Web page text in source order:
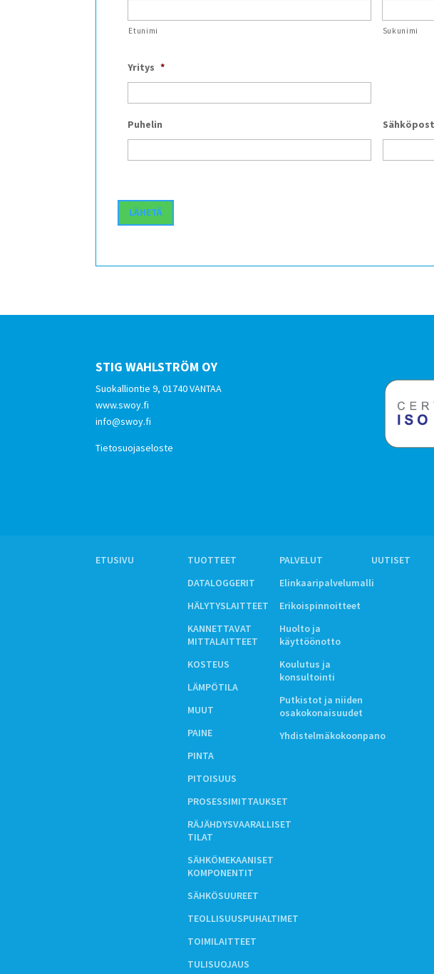
Etunimi Sukunimi
Yritys *
Puhelin
STIG WAHLSTRÖM OY
Suokalliontie 9, 01740 VANTAA
www.swoy.fi
info@swoy.fi
Tietosuojaseloste
ETUSIVU
TUOTTEET
DATALOGGERIT
HÄLYTYSLAITTEET
KANNETTAVAT
MITTALAITTEET
KOSTEUS
LÄMPÖTILA
MUUT
PAINE
PINTA
PITOISUUS
PROSESSIMITTAUKSET
RÄJÄHDYSVAARALLISET
TILAT
SÄHKÖMEKAANISET
KOMPONENTIT
SÄHKÖSUUREET
TEOLLISUUSPUHALTIMET
TOIMILAITTEET
TULISUOJAUS
PALVELUT
Elinkaaripalvelumalli
Erikoispinnoitteet
Huolto ja
käyttöönotto
Koulutus ja
konsultointi
Putkistot ja niiden
osakokonaisuudet
Yhdistelmäkokoonpano
UUTISET